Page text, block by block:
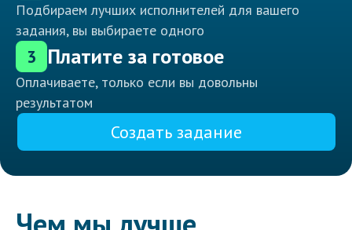
Подбираем лучших исполнителей для вашего
задания, вы выбираете одного
3 Платите за готовое
Оплачиваете, только если вы довольны
результатом
Создать задание